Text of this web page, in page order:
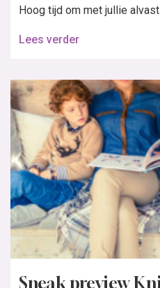
Hoog tijd om met jullie
Lees verder
Sneak preview